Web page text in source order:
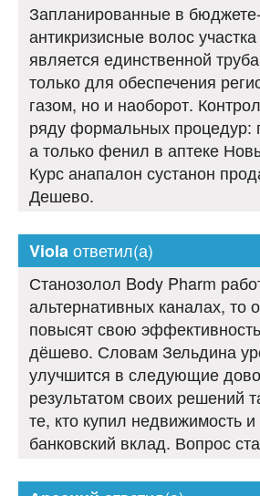
Запланированные в
антикризисные волос
является единственной
только для обеспечения
газом, но и наоборот.
ряду формальных процедур:
а только фенил в аптеке
Курс анапалон сустанон
Дешево.
Violaответил(а)
Станозолол Body Pharm
альтернативных каналах, то
повысят свою
дёшево. Словам Зельдина
улучшится в следующие
результатом своих решений
те, кто купил недвижимость
банковский вклад. Вопрос